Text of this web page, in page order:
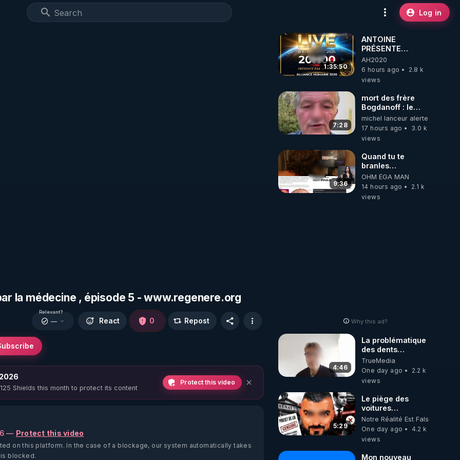
Log in
la médecine , épisode 5 - www.regenere.org
Relevant?
— React 0 Repost
Shields this month to protect its content
Protect this video
— Protect this video
on this platform. In the case of a blockage, our system automatically takes
blocked.
1:35:50
ANTOINE
PRÉSENTE
AH2020 LE LIVE
20H ***DU
06/08/2026***
AH2020
6 hours ago
2.8 k
views
7:28
mort des frère
Bogdanoff : le
mensonge d état
michel lanceur alerte
17 hours ago
3.0 k
views
9:36
Quand tu te
branles
bonhomme tu
émets des ondes
ils ont juste omis
OHM ÉGA MAN
14 hours ago
2.1 k
views
Why this ad?
4:46
La problématique
des dents
dévitalisées et
des implants
TrueMedia
One day ago
2.2 k
views
5:29
Le piège des
voitures
électriques se
referme sur les
usagers !
Notre Réalité Est Falsifiée Et
One day ago
4.2 k
views
Mon nouveau